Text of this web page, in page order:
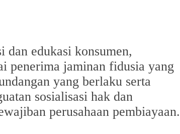
edukasi konsumen,
penerima jaminan fidusia yang
yang berlaku serta
sosialisasi hak dan
perusahaan pembiayaan.